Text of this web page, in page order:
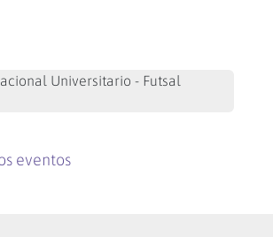
Universitario - Futsal
eventos